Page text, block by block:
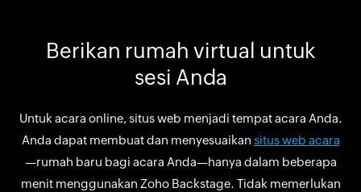
Berikan rumah virtual untuk
sesi Anda
Untuk acara online, situs web menjadi tempat acara Anda.
Anda dapat membuat dan menyesuaikan situs web acara
—rumah baru bagi acara Anda—hanya dalam beberapa
menit menggunakan Zoho Backstage. Tidak memerlukan